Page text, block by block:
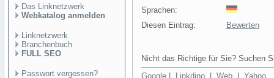
Das Linknetzwerk
Webkatalog anmelden
Linknetzwerk
Branchenbuch
FULL SEO
Passwort vergessen?
Sprachen:
Diesen Eintrag:
Bewerten
Nicht das Richtige für Sie? Suchen
Google
Linkdino Web Yahoo